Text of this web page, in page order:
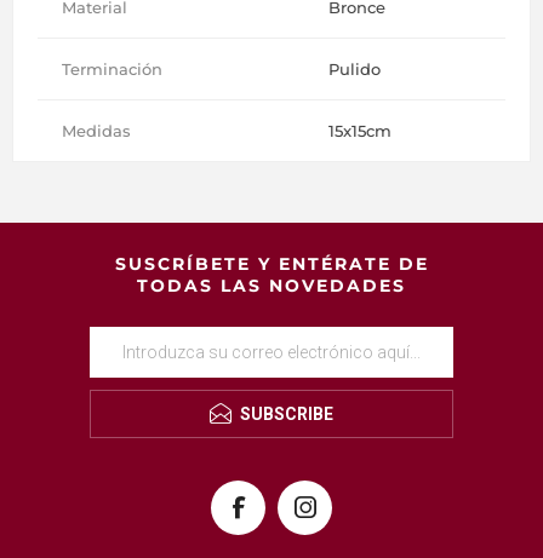
Material Bronce
Terminación Pulido
Medidas 15x15cm
SUSCRÍBETE Y ENTÉRATE DE
TODAS LAS NOVEDADES
SUBSCRIBE